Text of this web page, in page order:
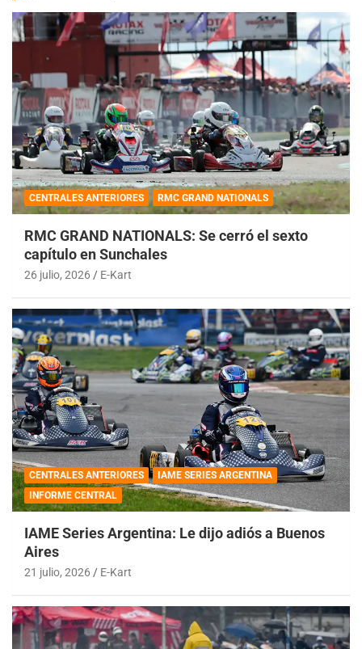
CENTRALES ANTERIORES RMC GRAND NATIONALS
RMC GRAND NATIONALS: Se cerró el sexto
capítulo en Sunchales
26 julio, 2026 E-Kart
CENTRALES ANTERIORES
IAME SERIES ARGENTINA
INFORME CENTRAL
IAME Series Argentina: Le dijo adiós a Buenos
Aires
21 julio, 2026 E-Kart